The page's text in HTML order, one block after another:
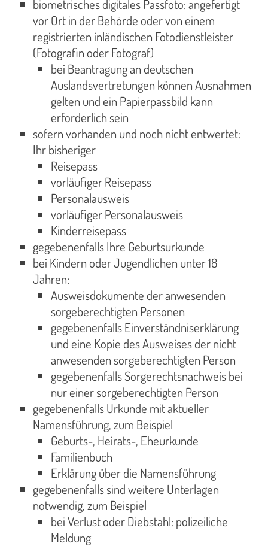
biometrisches digitales Passfoto: angefertigt
vor Ort in der Behörde oder von einem
registrierten inländischen Fotodienstleister
(Fotografin oder Fotograf)
bei Beantragung an deutschen
Auslandsvertretungen können Ausnahmen
gelten und ein Papierpassbild kann
erforderlich sein
sofern vorhanden und noch nicht entwertet:
Ihr bisheriger
Reisepass
vorläufiger Reisepass
Personalausweis
vorläufiger Personalausweis
Kinderreisepass
gegebenenfalls Ihre Geburtsurkunde
bei Kindern oder Jugendlichen unter 18
Jahren:
Ausweisdokumente der anwesenden
sorgeberechtigten Personen
gegebenenfalls Einverständniserklärung
und eine Kopie des Ausweises der nicht
anwesenden sorgeberechtigten Person
gegebenenfalls Sorgerechtsnachweis bei
nur einer sorgeberechtigten Person
gegebenenfalls Urkunde mit aktueller
Namensführung, zum Beispiel
Geburts-, Heirats-, Eheurkunde
Familienbuch
Erklärung über die Namensführung
gegebenenfalls sind weitere Unterlagen
notwendig, zum Beispiel
bei Verlust oder Diebstahl: polizeiliche
Meldung